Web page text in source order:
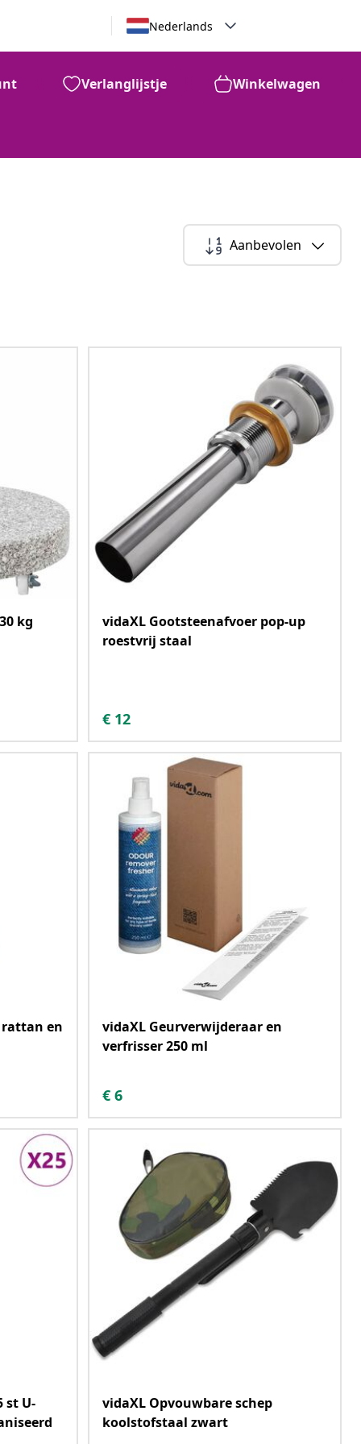
Nederlands
Verlanglijstje Winkelwagen
Aanbevolen
kg
vidaXL Gootsteenafvoer pop-up
roestvrij staal
€ 12
en
vidaXL Geurverwijderaar en
verfrisser 250 ml
€ 6
st U-
vidaXL Opvouwbare schep
koolstofstaal zwart